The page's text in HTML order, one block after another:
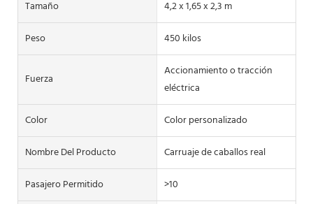
Tamaño
4,2 x 1,65 x 2,3 m
Peso
450 kilos
Fuerza
Accionamiento o tracción
eléctrica
Color
Color personalizado
Nombre Del Producto
Carruaje de caballos real
Pasajero Permitido
>10